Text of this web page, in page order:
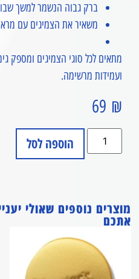
ברק גבוה הנשמר למשך
משאיר את הצמיגים עם
מתאים לכל סוגי הצמיגים ומספק
ועמידות מרשימה.
69 ₪
הוספה לסל
מוצרים נוספים שאולי
אתכם